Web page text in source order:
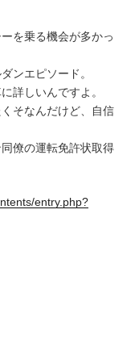
を乗る機会が多かっ
ンエピソード。
詳しいんですよ。
そなんだけど、自信
僚の運転免許状取得
entry.php?